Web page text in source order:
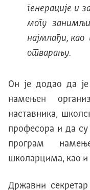
генерације и
могу
најмлађи, као
отварању.
Он је додао да
намењен
наставника,
професора и да
програм
школарцима, као
Државни